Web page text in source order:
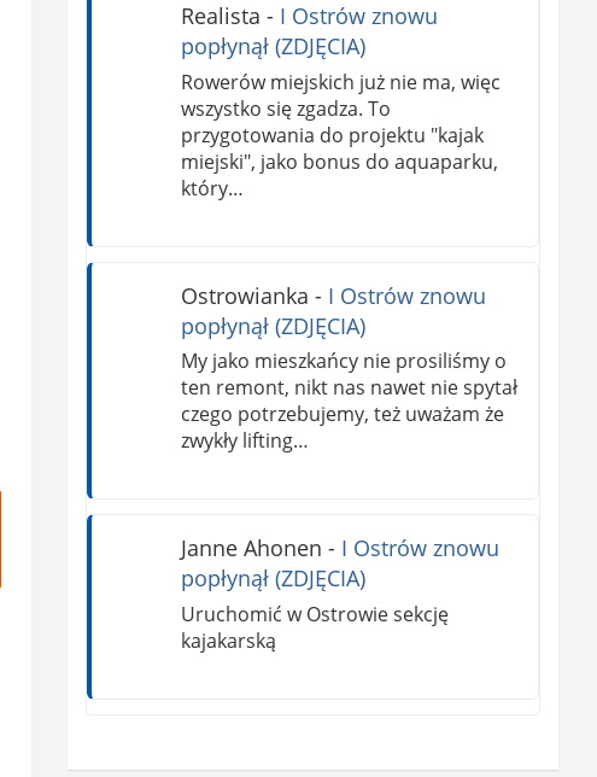
Realista - I Ostrów znowu
popłynął (ZDJĘCIA)
Rowerów miejskich już nie ma, więc
wszystko się zgadza. To
przygotowania do projektu "kajak
miejski", jako bonus do aquaparku,
który…
Ostrowianka - I Ostrów znowu
popłynął (ZDJĘCIA)
My jako mieszkańcy nie prosiliśmy o
ten remont, nikt nas nawet nie spytał
czego potrzebujemy, też uważam że
zwykły lifting…
Janne Ahonen - I Ostrów znowu
popłynął (ZDJĘCIA)
Uruchomić w Ostrowie sekcję
kajakarską